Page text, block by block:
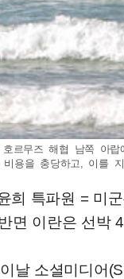
호르무즈 해협 남쪽 아
용을 충당하고, 이를
희 특파원 = 미
면 이란은 선박
날 소셜미디어